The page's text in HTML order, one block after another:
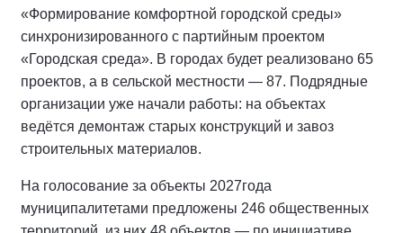
«Формирование комфортной городской среды»
синхронизированного с партийным проектом
«Городская среда». В городах будет реализовано 65
проектов, а в сельской местности — 87. Подрядные
организации уже начали работы: на объектах
ведётся демонтаж старых конструкций и завоз
строительных материалов.
На голосование за объекты 2027года
муниципалитетами предложены 246 общественных